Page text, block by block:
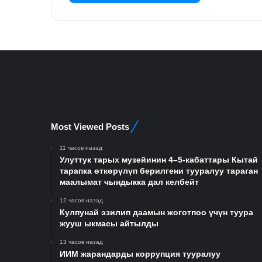
Most Viewed Posts
11 часов назад
Улуттук тарых музейинин 4–5-кабаттары Кытай
тарапка өткөрүлүп берилгени тууралуу тараган
маалымат чындыкка дал келбейт
12 часов назад
Кулпунай эзилип даамын жоготпоо үчүн туура
жууш ыкмасы айтылды
13 часов назад
ИИМ жарандарды коррупция тууралуу